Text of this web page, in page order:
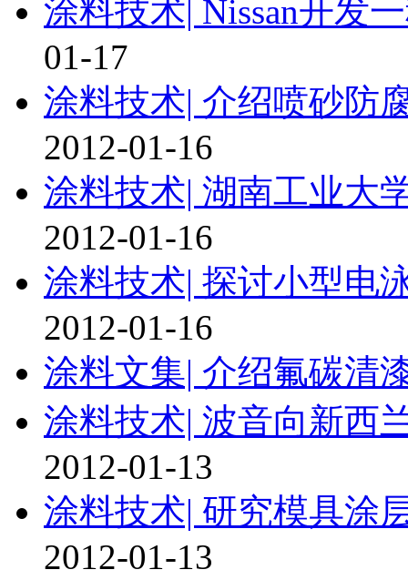
涂料技术| Nissan开发
01-17
涂料技术| 介绍喷砂防
2012-01-16
涂料技术| 湖南工业大
2012-01-16
涂料技术| 探讨小型电
2012-01-16
涂料文集| 介绍氟碳清
涂料技术| 波音向新西
2012-01-13
涂料技术| 研究模具涂
2012-01-13